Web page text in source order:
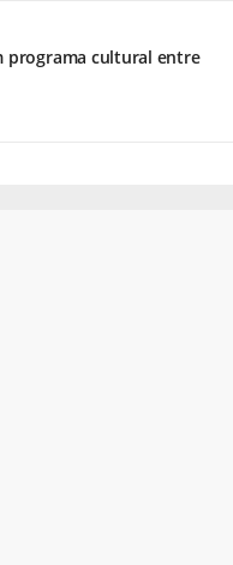
programa cultural entre